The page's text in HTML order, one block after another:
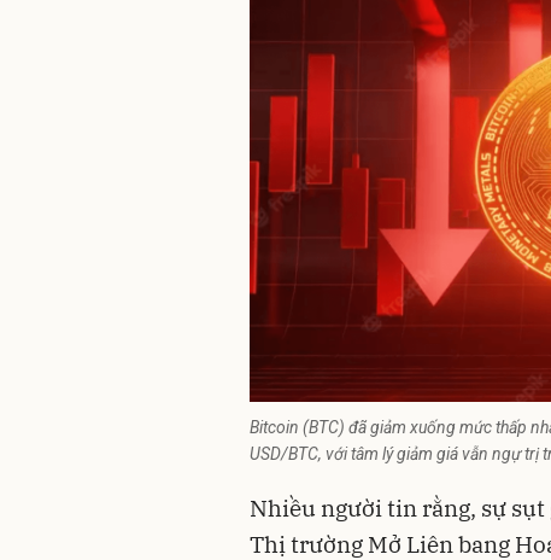
Bitcoin (BTC) đã giảm xuống mức thấp
USD/BTC, với tâm lý giảm giá vẫn ngự trị
Nhiều người tin rằng, sự
Thị trường Mở Liên bang